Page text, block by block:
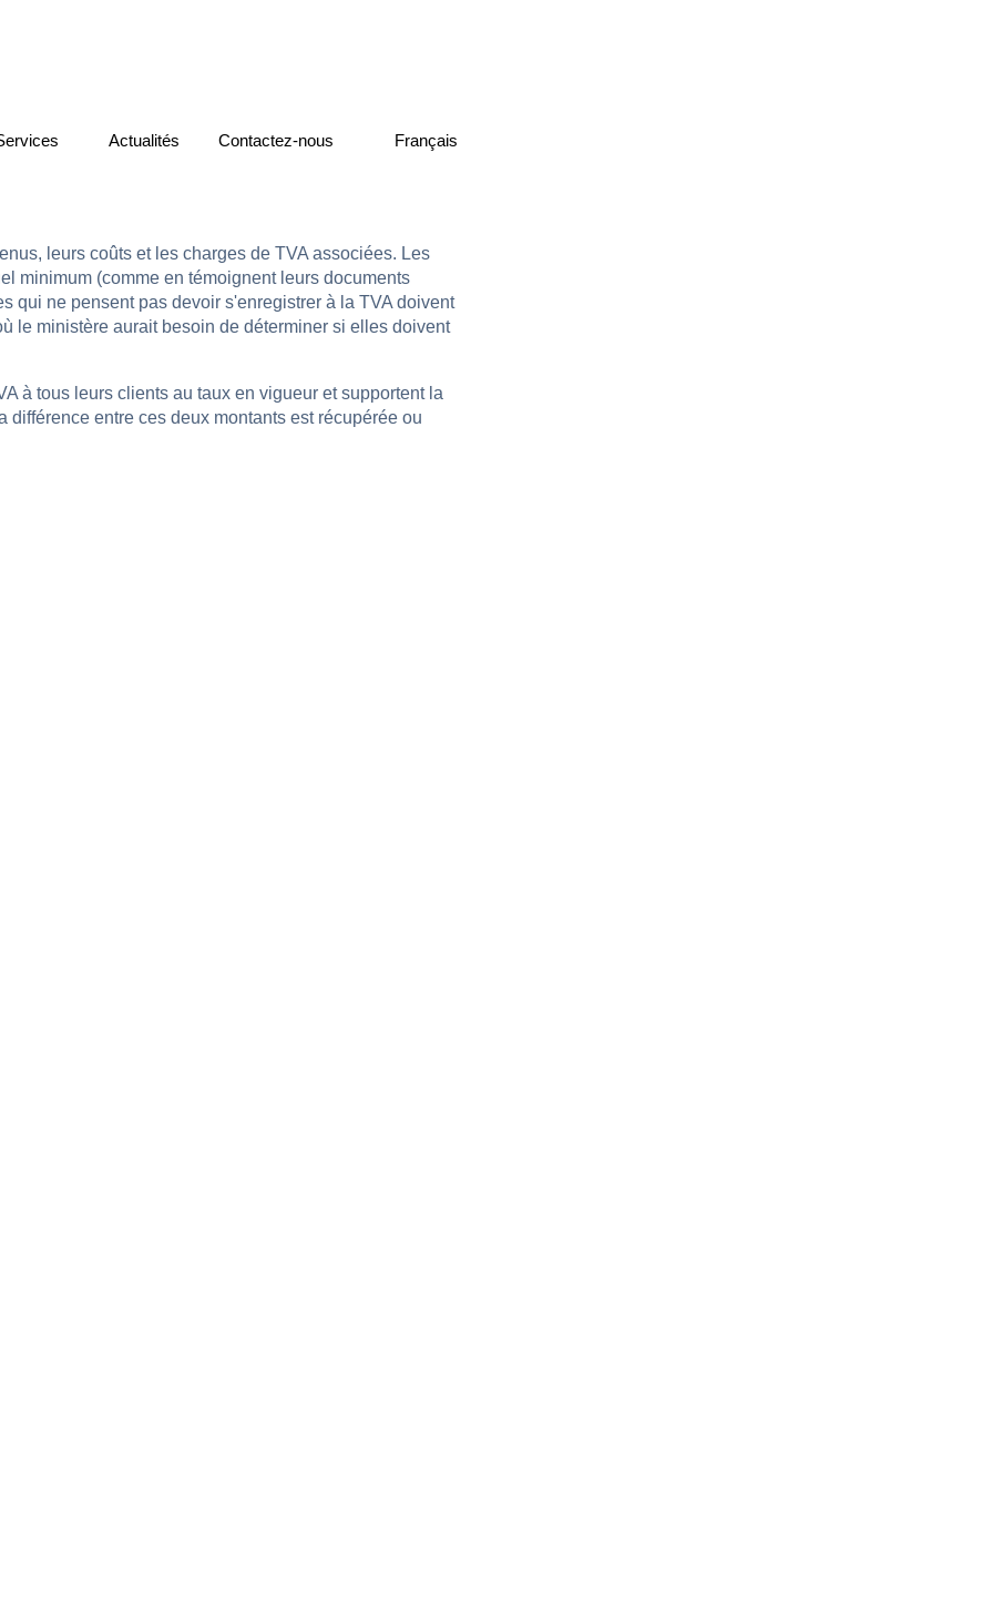
Actualités Contactez-nous Français
leurs coûts et les charges de TVA associées. Les
minimum (comme en témoignent leurs documents
qui ne pensent pas devoir s'enregistrer à la TVA doivent
le ministère aurait besoin de déterminer si elles doivent
à tous leurs clients au taux en vigueur et supportent la
entre ces deux montants est récupérée ou